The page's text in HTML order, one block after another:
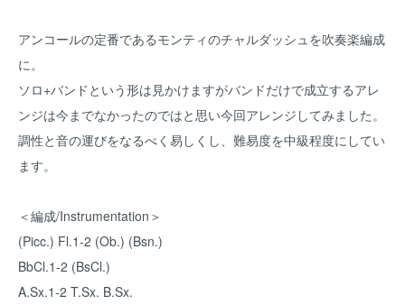
アンコールの定番であるモンティのチャルダッシュを吹奏楽編成
に。
ソロ+バンドという形は見かけますがバンドだけで成立するアレ
ンジは今までなかったのではと思い今回アレンジしてみました。
調性と音の運びをなるべく易しくし、難易度を中級程度にしてい
ます。
＜編成/Instrumentation＞
(Picc.) Fl.1-2 (Ob.) (Bsn.)
BbCl.1-2 (BsCl.)
A.Sx.1-2 T.Sx. B.Sx.